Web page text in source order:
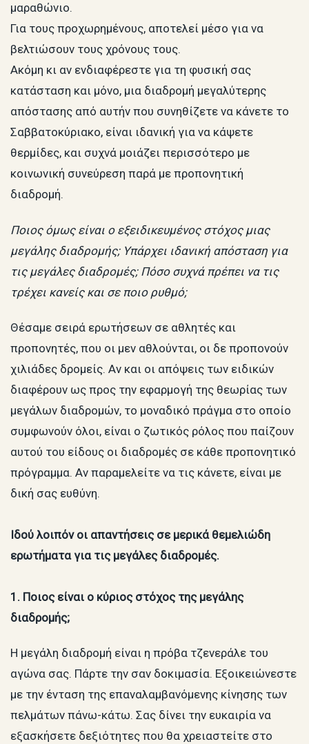
μαραθώνιο.
Για τους προχωρημένους, αποτελεί μέσο για να
βελτιώσουν τους χρόνους τους.
Ακόμη κι αν ενδιαφέρεστε για τη φυσική σας
κατάσταση και μόνο, μια διαδρομή μεγαλύτερης
απόστασης από αυτήν που συνηθίζετε να κάνετε το
Σαββατοκύριακο, είναι ιδανική για να κάψετε
θερμίδες, και συχνά μοιάζει περισσότερο με
κοινωνική συνεύρεση παρά με προπονητική
διαδρομή.
Ποιος όμως είναι ο εξειδικευμένος στόχος μιας
μεγάλης διαδρομής; Υπάρχει ιδανική απόσταση για
τις μεγάλες διαδρομές; Πόσο συχνά πρέπει να τις
τρέχει κανείς και σε ποιο ρυθμό;
Θέσαμε σειρά ερωτήσεων σε αθλητές και
προπονητές, που οι μεν αθλούνται, οι δε προπονούν
χιλιάδες δρομείς. Αν και οι απόψεις των ειδικών
διαφέρουν ως προς την εφαρμογή της θεωρίας των
μεγάλων διαδρομών, το μοναδικό πράγμα στο οποίο
συμφωνούν όλοι, είναι ο ζωτικός ρόλος που παίζουν
αυτού του είδους οι διαδρομές σε κάθε προπονητικό
πρόγραμμα. Αν παραμελείτε να τις κάνετε, είναι με
δική σας ευθύνη.
Ιδού λοιπόν οι απαντήσεις σε μερικά θεμελιώδη
ερωτήματα για τις μεγάλες διαδρομές.
1. Ποιος είναι ο κύριος στόχος της μεγάλης
διαδρομής;
Η μεγάλη διαδρομή είναι η πρόβα τζενεράλε του
αγώνα σας. Πάρτε την σαν δοκιμασία. Εξοικειώνεστε
με την ένταση της επαναλαμβανόμενης κίνησης των
πελμάτων πάνω-κάτω. Σας δίνει την ευκαιρία να
εξασκήσετε δεξιότητες που θα χρειαστείτε στο